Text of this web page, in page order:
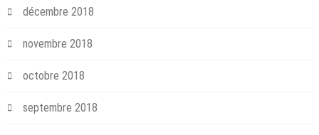
décembre 2018
novembre 2018
octobre 2018
septembre 2018